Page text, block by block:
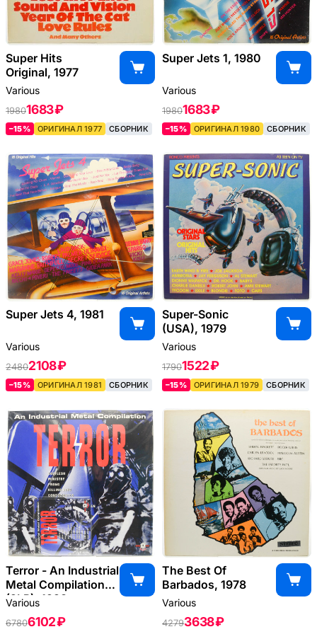
Super Hits
Original, 1977
Various
19801683 ₽
–15% ОРИГИНАЛ 1977 СБОРНИК
Super Jets 1, 1980
Various
19801683 ₽
–15% ОРИГИНАЛ 1980 СБОРНИК
Super Jets 4, 1981
Various
24802108 ₽
–15% ОРИГИНАЛ 1981 СБОРНИК
Super-Sonic
(USA), 1979
Various
17901522 ₽
–15% ОРИГИНАЛ 1979 СБОРНИК
Terror - An Industrial
Metal Compilation
(2LP), 1993
Various
67806102 ₽
The Best Of
Barbados, 1978
Various
42793638 ₽